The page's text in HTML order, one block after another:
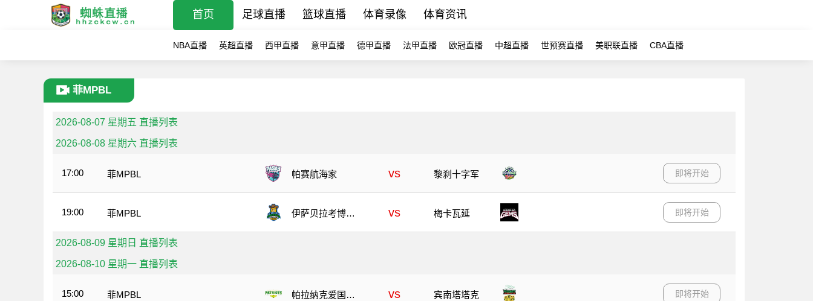
首页 足球直播 篮球直播 体育录像 体育资讯
NBA直播 英超直播 西甲直播 意甲直播 德甲直播 法甲直播 欧冠直播 中超直播 世预赛直播 美职联直播 CBA直播
菲MPBL
2026-08-07 星期五 直播列表
2026-08-08 星期六 直播列表
17:00 菲MPBL 帕赛航海家 vs 黎刹十字军 即将开始
19:00 菲MPBL
伊萨贝拉考博伊
vs 梅卡瓦延 即将开始
2026-08-09 星期日 直播列表
2026-08-10 星期一 直播列表
15:00 菲MPBL
帕拉纳克爱国者
vs 宾南塔塔克 即将开始